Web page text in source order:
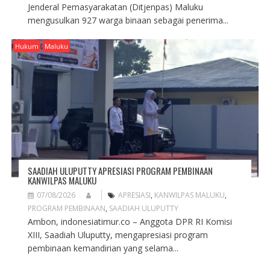
Jenderal Pemasyarakatan (Ditjenpas) Maluku
mengusulkan 927 warga binaan sebagai penerima...
Hukum Maluku
SAADIAH ULUPUTTY APRESIASI PROGRAM PEMBINAAN
KANWILPAS MALUKU
07/08/2026 APRESIASI, KANWILPAS MALUKU,
PROGRAM PEMBINAAN, SAADIAH ULUPUTTY
Ambon, indonesiatimur.co – Anggota DPR RI Komisi
XIII, Saadiah Uluputty, mengapresiasi program
pembinaan kemandirian yang selama...